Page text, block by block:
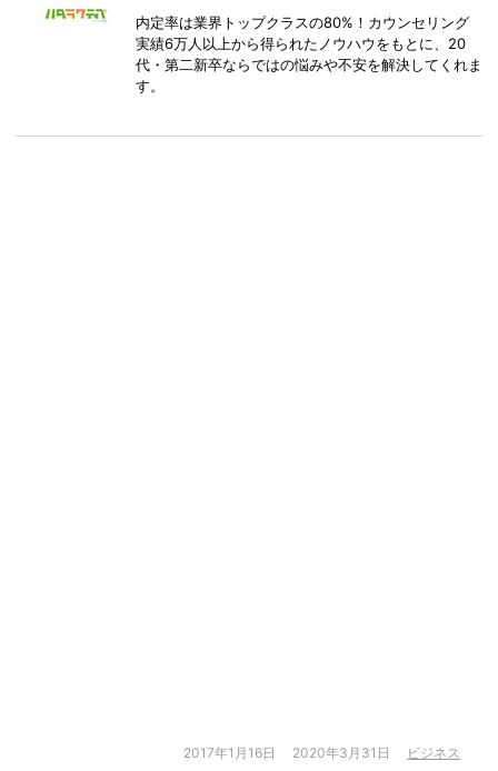
内定率は業界トップクラスの80%！カウンセリング
実績6万人以上から得られたノウハウをもとに、20
代・第二新卒ならではの悩みや不安を解決してくれま
す。
2017年1月16日 2020年3月31日 ビジネス